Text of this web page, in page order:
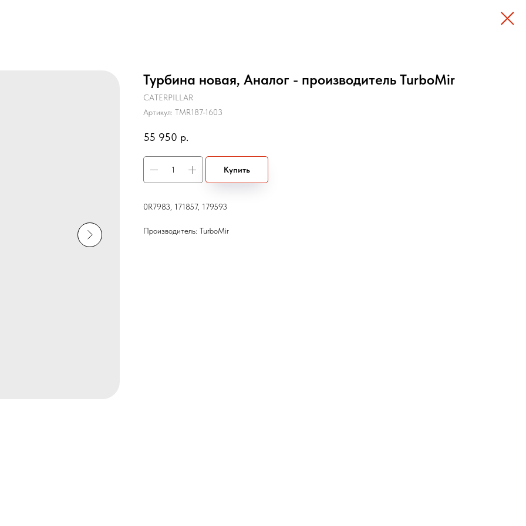
Турбина новая, Аналог - производитель TurboMir
CATERPILLAR
Артикул: TMR187-1603
55 950 р.
Купить
0R7983, 171857, 179593
Производитель: TurboMir